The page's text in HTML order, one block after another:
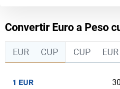
Convertir Euro a Peso
EUR CUP CUP EUR
1 EUR